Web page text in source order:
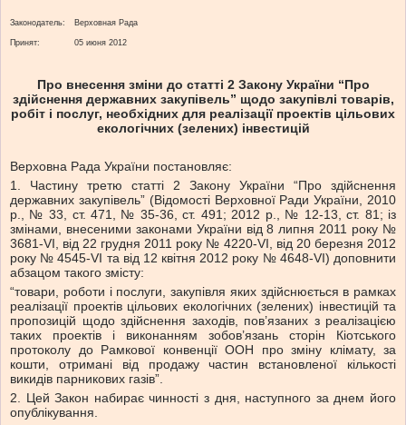
Законодатель: Верховная Рада
Принят: 05 июня 2012
Про внесення зміни до статті 2 Закону України “Про
здійснення державних закупівель” щодо закупівлі товарів,
робіт і послуг, необхідних для реалізації проектів цільових
екологічних (зелених) інвестицій
Верховна Рада України постановляє:
1. Частину третю статті 2 Закону України “Про здійснення
державних закупівель” (Відомості Верховної Ради України, 2010
р., № 33, ст. 471, № 35-36, ст. 491; 2012 р., № 12-13, ст. 81; із
змінами, внесеними законами України від 8 липня 2011 року №
3681-VI, від 22 грудня 2011 року № 4220-VI, від 20 березня 2012
року № 4545-VI та від 12 квітня 2012 року № 4648-VI) доповнити
абзацом такого змісту:
“товари, роботи і послуги, закупівля яких здійснюється в рамках
реалізації проектів цільових екологічних (зелених) інвестицій та
пропозицій щодо здійснення заходів, пов’язаних з реалізацією
таких проектів і виконанням зобов’язань сторін Кіотського
протоколу до Рамкової конвенції ООН про зміну клімату, за
кошти, отримані від продажу частин встановленої кількості
викидів парникових газів”.
2. Цей Закон набирає чинності з дня, наступного за днем його
опублікування.